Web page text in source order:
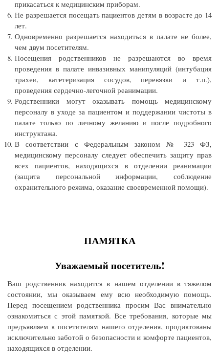
прикасаться к медицинским приборам.
Не разрешается посещать пациентов детям в возрасте до 14
лет.
Одновременно разрешается находиться в палате не более,
чем двум посетителям.
Посещения родственников не разрешаются во время
проведения в палате инвазивных манипуляций (интубация
трахеи, катетеризация сосудов, перевязки и т.п.),
проведения сердечно-легочной реанимации.
Родственники могут оказывать помощь медицинскому
персоналу в уходе за пациентом и поддержании чистоты в
палате только по личному желанию и после подробного
инструктажа.
В соответствии с Федеральным законом № 323 ФЗ,
медицинскому персоналу следует обеспечить защиту прав
всех пациентов, находящихся в отделении реанимации
(защита персональной информации, соблюдение
охранительного режима, оказание своевременной помощи).
ПАМЯТКА
Уважаемый посетитель!
Ваш родственник находится в нашем отделении в тяжелом
состоянии, мы оказываем ему всю необходимую помощь.
Перед посещением родственника просим Вас внимательно
ознакомиться с этой памяткой. Все требования, которые мы
предъявляем к посетителям нашего отделения, продиктованы
исключительно заботой о безопасности и комфорте пациентов,
находящихся в отделении.